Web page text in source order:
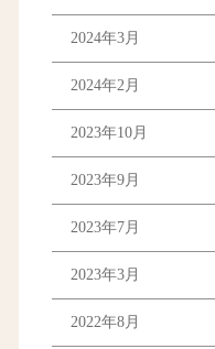
2024年3月
2024年2月
2023年10月
2023年9月
2023年7月
2023年3月
2022年8月